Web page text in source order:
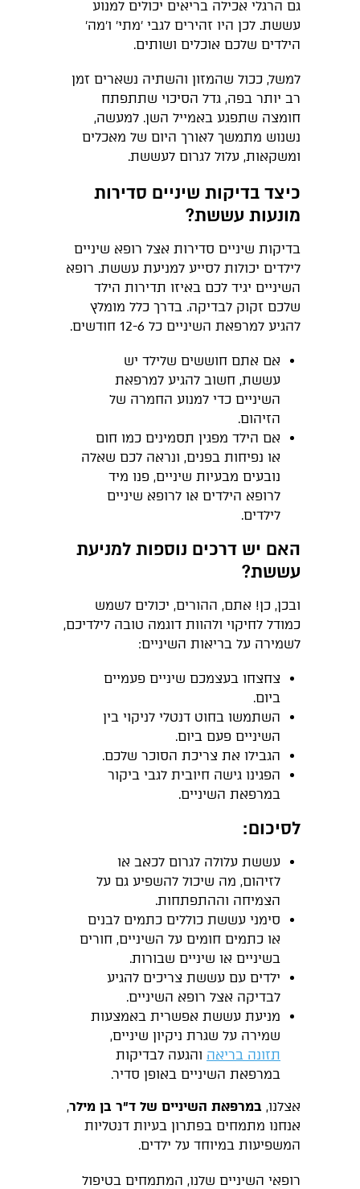
גם הרגלי אכילה בריאים יכולים למנוע
עששת. לכן היו זהירים לגבי ׳מתי׳ ו׳מה׳
הילדים שלכם אוכלים ושותים.
למשל, ככול שהמזון והשתיה נשארים זמן
רב יותר בפה, גדל הסיכוי שתתפתח
חומצה שתפגע באמייל השן. למעשה,
נשנוש מתמשך לאורך היום של מאכלים
ומשקאות, עלול לגרום לעששת.
כיצד בדיקות שיניים סדירות
מונעות עששת?
בדיקות שיניים סדירות אצל רופא שיניים
לילדים יכולות לסייע למניעת עששת. רופא
השיניים יגיד לכם באיזו תדירות הילד
שלכם זקוק לבדיקה. בדרך כלל מומלץ
להגיע למרפאת השיניים כל 12-6 חודשים.
אם אתם חוששים שלילד יש
עששת, חשוב להגיע למרפאת
השיניים כדי למנוע החמרה של
הזיהום.
אם הילד מפגין תסמינים כמו חום
או נפיחות בפנים, ונראה לכם שאלה
נובעים מבעיות שיניים, פנו מיד
לרופא הילדים או לרופא שיניים
לילדים.
האם יש דרכים נוספות למניעת
עששת?
ובכן, כן! אתם, ההורים, יכולים לשמש
כמודל לחיקוי ולהוות דוגמה טובה לילדיכם,
לשמירה על בריאות השיניים:
צחצחו בעצמכם שיניים פעמיים
ביום.
השתמשו בחוט דנטלי לניקוי בין
השיניים פעם ביום.
הגבילו את צריכת הסוכר שלכם.
הפגינו גישה חיובית לגבי ביקור
במרפאת השיניים.
לסיכום:
עששת עלולה לגרום לכאב או
לזיהום, מה שיכול להשפיע גם על
הצמיחה וההתפתחות.
סימני עששת כוללים כתמים לבנים
או כתמים חומים על השיניים, חורים
בשיניים או שיניים שבורות.
ילדים עם עששת צריכים להגיע
לבדיקה אצל רופא השיניים.
מניעת עששת אפשרית באמצעות
שמירה על שגרת ניקיון שיניים,
תזונה בריאה והגעה לבדיקות
במרפאת השיניים באופן סדיר.
אצלנו, במרפאת השיניים של ד״ר בן מילר,
אנחנו מתמחים בפתרון בעיות דנטליות
המשפיעות במיוחד על ילדים.
רופאי השיניים שלנו, המתמחים בטיפול